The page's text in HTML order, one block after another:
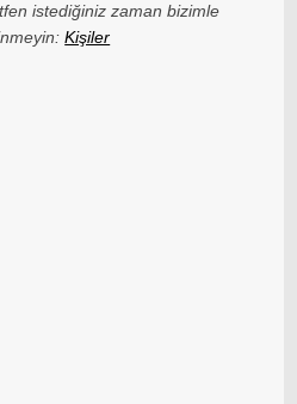
istediğiniz zaman bizimle
Kişiler